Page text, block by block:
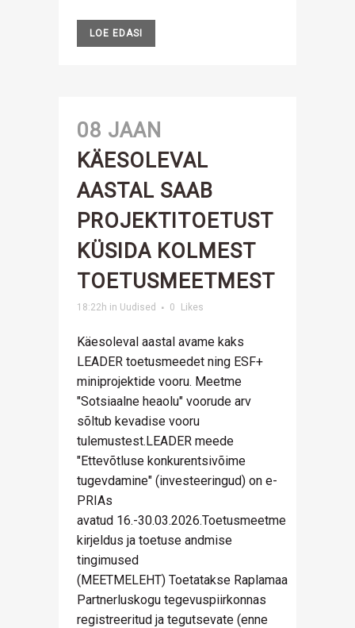
LOE EDASI
08 JAAN
KÄESOLEVAL
AASTAL SAAB
PROJEKTITOETUST
KÜSIDA KOLMEST
TOETUSMEETMEST
18:22h in Uudised 0 Likes
Käesoleval aastal avame kaks
LEADER toetusmeedet ning ESF+
miniprojektide vooru. Meetme
"Sotsiaalne heaolu" voorude arv
sõltub kevadise vooru
tulemustest.LEADER meede
"Ettevõtluse konkurentsivõime
tugevdamine" (investeeringud) on e-
PRIAs
avatud 16.-30.03.2026.Toetusmeetme
kirjeldus ja toetuse andmise
tingimused
(MEETMELEHT) Toetatakse Raplamaa
Partnerluskogu tegevuspiirkonnas
registreeritud ja tegutsevate (enne